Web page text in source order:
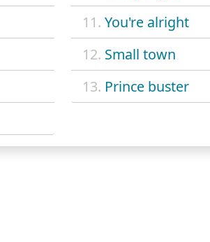
11. You're alright
12. Small town
13. Prince buster